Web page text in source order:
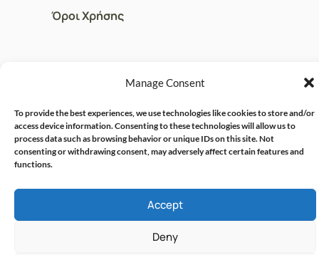
Manage Consent
To provide the best experiences, we use technologies like cookies to store and/or
access device information. Consenting to these technologies will allow us to
process data such as browsing behavior or unique IDs on this site. Not
consenting or withdrawing consent, may adversely affect certain features and
functions.
Accept
Deny
Όροι Χρήσης
Ο Λογαριασμός μου
Η Ομάδα μας
Επικοινωνία
SOLVIT I.T. SOLUTIONS &